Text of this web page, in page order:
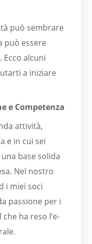
può sembrare
può essere
alcuni
a iniziare
e Competenza
attività,
e in cui sei
base solida
Nel nostro
i miei soci
passione per i
ha reso l’e-